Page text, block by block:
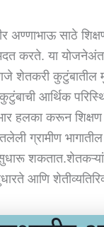
अण्णाभाऊ साठे
करते. या
शेतकरी कुटुंबातील
आर्थिक
हलका करून शिक्षण
ग्रामीण
आणि